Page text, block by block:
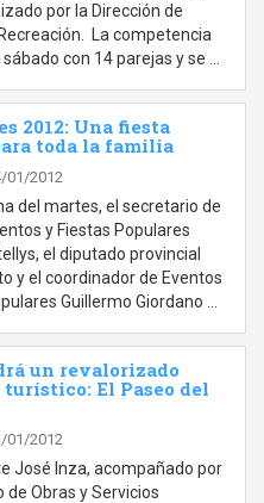
por la Dirección de
La competencia
con 14 parejas y se …
2012: Una fiesta
toda la familia
01/2012
del martes, el secretario de
y Fiestas Populares
el diputado provincial
y el coordinador de Eventos
Guillermo Giordano …
un revalorizado
El Paseo del
01/2012
José Inza, acompañado por
de Obras y Servicios